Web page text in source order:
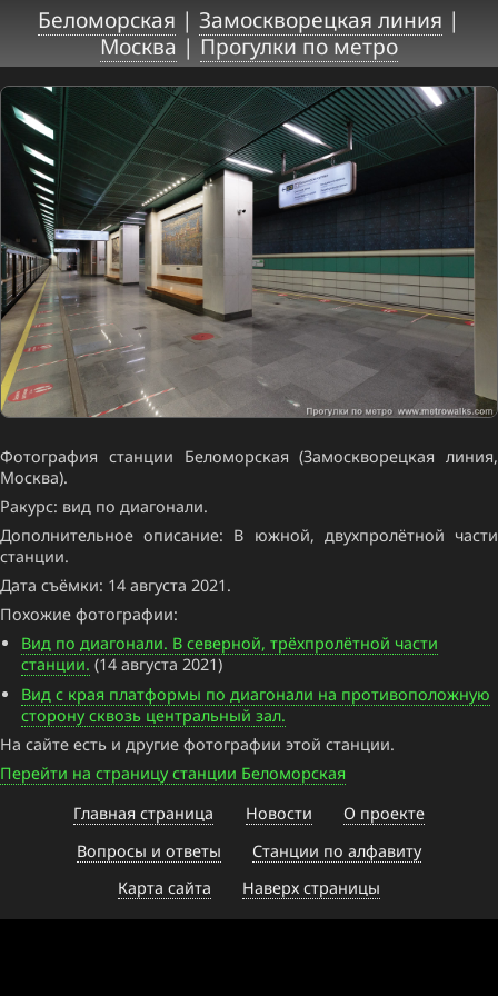
Беломорская | Замоскворецкая линия |
Москва |Прогулки по метро
Фотография станции Беломорская (Замоскворецкая линия,
Москва).
Ракурс: вид по диагонали.
Дополнительное описание: В южной, двухпролётной части
станции.
Дата съёмки: 14 августа 2021.
Похожие фотографии:
Вид по диагонали. В северной, трёхпролётной части
станции. (14 августа 2021)
Вид с края платформы по диагонали на противоположную
сторону сквозь центральный зал.
На сайте есть и другие фотографии этой станции.
Перейти на страницу станции Беломорская
Главная страница
Новости
О проекте
Вопросы и ответы
Станции по алфавиту
Карта сайта
Наверх страницы